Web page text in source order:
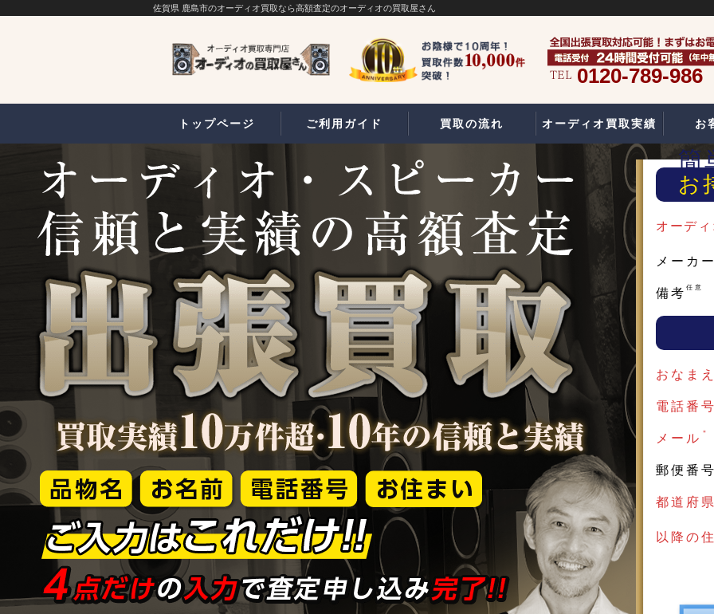
佐賀県 鹿島市のオーディオ買取なら高額査定のオーディオの買取屋さん
0120-789-986
トップページ ご利用ガイド 買取の流れ オーディオ買取実績 お
簡
お
オーデ
メーカ
備考 任意
おなま
電話番
メール ＊
郵便番
都道府
以降の